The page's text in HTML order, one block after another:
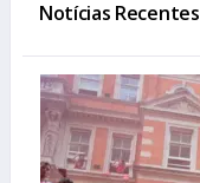
Notícias Recentes